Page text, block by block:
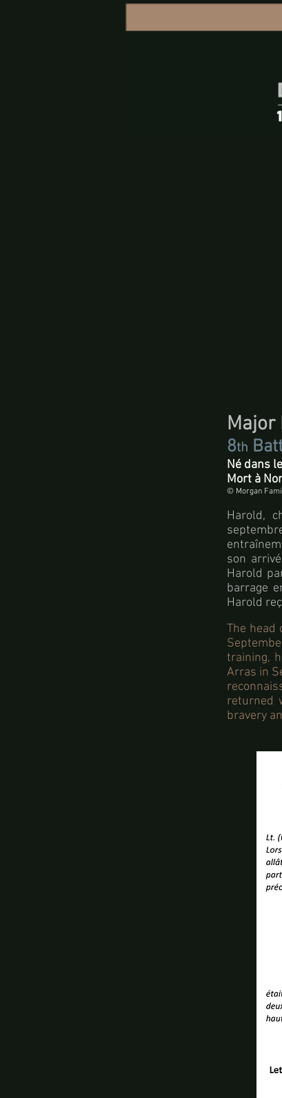
Major
8th
Né dans
Mort à
© Morgan
Harold,
son
Harold
barrage
Harold
The head
training,
Arras in
returned
bravery